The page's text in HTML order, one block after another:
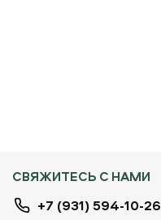
СВЯЖИТЕСЬ С НАМИ
+7 (931) 594-10-26